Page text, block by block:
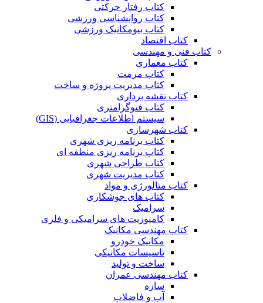
کتاب رفتار حرکتی
کتاب روانشناسی ورزشی
کتاب بیومکانیک ورزشی
کتاب اقتصاد
کتاب فنی و مهندسی
کتاب معماری
کتاب مرمت
کتاب مدیریت پروژه و ساخت
کتاب نقشه برداری
کتاب فتوگرامتری
سیستم اطلاعات جغرافیایی (GIS)
کتاب شهرسازی
کتاب برنامه ریزی شهری
کتاب برنامه ریزی منطقه ای
کتاب طراحی شهری
کتاب مدیریت شهری
کتاب متالورژی و مواد
کتاب های جوشکاری
سرامیک
کامپوزیت های سرامیکی و فلزی
کتاب مهندسی مکانیک
مکانیک خودرو
تاسیسات مکانیکی
ساخت و تولید
کتاب مهندسی عمران
سازه
آب و فاضلاب